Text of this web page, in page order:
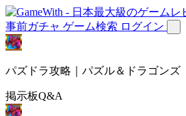
事前ガチャ ゲーム検索 ログイン
パズドラ攻略｜パズル＆ドラゴンズ
掲示板Q&A